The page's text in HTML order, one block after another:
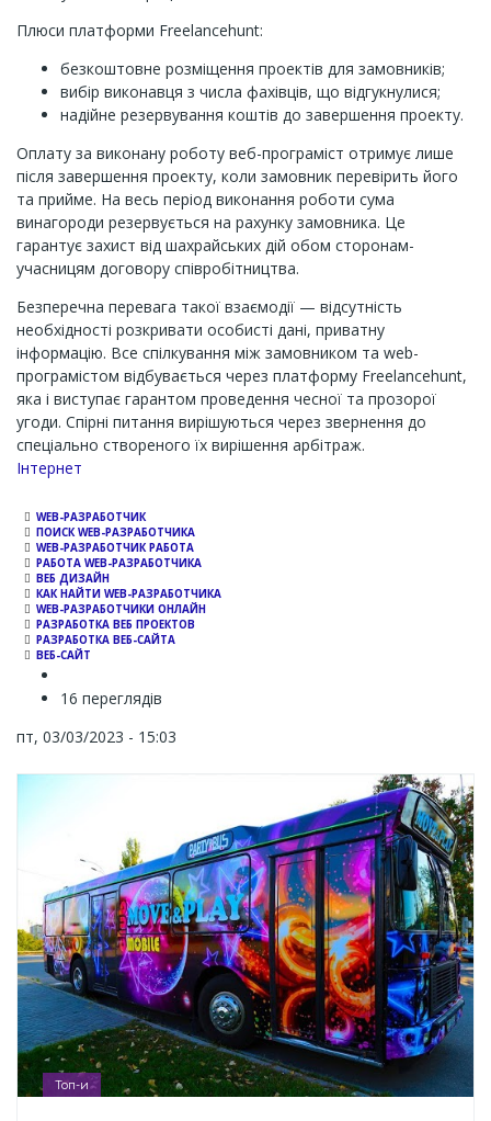
Плюси платформи Freelancehunt:
безкоштовне розміщення проектів для замовників;
вибір виконавця з числа фахівців, що відгукнулися;
надійне резервування коштів до завершення проекту.
Оплату за виконану роботу веб-програміст отримує лише
після завершення проекту, коли замовник перевірить його
та прийме. На весь період виконання роботи сума
винагороди резервується на рахунку замовника. Це
гарантує захист від шахрайських дій обом сторонам-
учасницям договору співробітництва.
Безперечна перевага такої взаємодії — відсутність
необхідності розкривати особисті дані, приватну
інформацію. Все спілкування між замовником та web-
програмістом відбувається через платформу Freelancehunt,
яка і виступає гарантом проведення чесної та прозорої
угоди. Спірні питання вирішуються через звернення до
спеціально створеного їх вирішення арбітраж.
Channel
Інтернет
WEB-РАЗРАБОТЧИК
ПОИСК WEB-РАЗРАБОТЧИКА
WEB-РАЗРАБОТЧИК РАБОТА
РАБОТА WEB-РАЗРАБОТЧИКА
ВЕБ ДИЗАЙН
КАК НАЙТИ WEB-РАЗРАБОТЧИКА
WEB-РАЗРАБОТЧИКИ ОНЛАЙН
РАЗРАБОТКА ВЕБ ПРОЕКТОВ
РАЗРАБОТКА ВЕБ-САЙТА
ВЕБ-САЙТ
16 переглядів
пт, 03/03/2023 - 15:03
Топ-и